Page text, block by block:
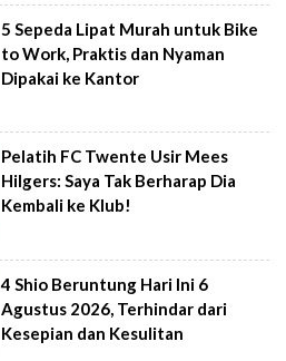
5 Sepeda Lipat Murah untuk Bike
to Work, Praktis dan Nyaman
Dipakai ke Kantor
Pelatih FC Twente Usir Mees
Hilgers: Saya Tak Berharap Dia
Kembali ke Klub!
4 Shio Beruntung Hari Ini 6
Agustus 2026, Terhindar dari
Kesepian dan Kesulitan